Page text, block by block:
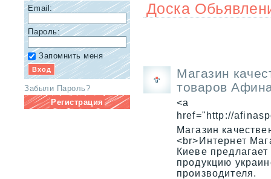
Доска
Магазин
товаров
<a
href="http://
Магазин
<br>Интернет
Киеве
продукцию
производителя.
Email:
Пароль:
Запомнить меня
Забыли Пароль?
Регистрация